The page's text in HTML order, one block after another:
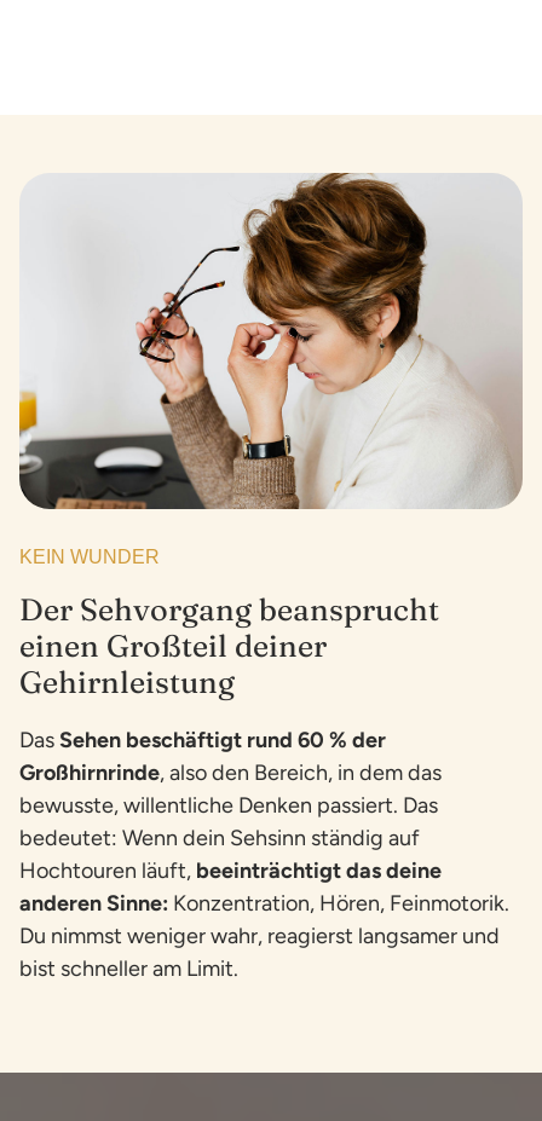
KEIN WUNDER
Der Sehvorgang beansprucht
einen Großteil deiner
Gehirnleistung
DasSehen beschäftigt rund 60 % der
Großhirnrinde, also den Bereich, in dem das
bewusste, willentliche Denken passiert. Das
bedeutet: Wenn dein Sehsinn ständig auf
Hochtouren läuft, beeinträchtigt das deine
anderen Sinne: Konzentration, Hören, Feinmotorik.
Du nimmst weniger wahr, reagierst langsamer und
bist schneller am Limit.